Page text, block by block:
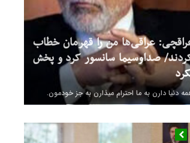
عراقی‌ها من را قهرمان خطاب
صداوسیما سانسور کرد و پخش
دنیا دارن به ما احترام میذارن به جز خودمون.